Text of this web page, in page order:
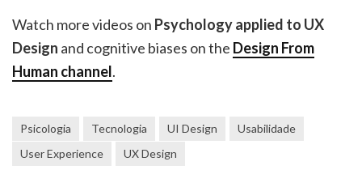
Watch more videos on Psychology applied to UX
Design and cognitive biases on the Design From
Human channel.
Psicologia Tecnologia UI Design
Usabilidade
User Experience
UX Design